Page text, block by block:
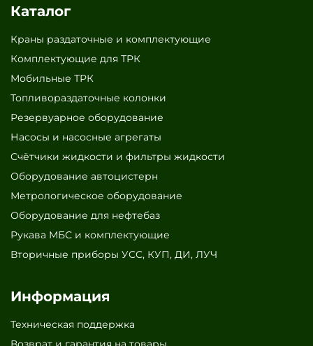
Каталог
Краны раздаточные и комплектующие
Комплектующие для ТРК
Мобильные ТРК
Топливораздаточные колонки
Резервуарное оборудование
Насосы и насосные агрегаты
Счётчики жидкости и фильтры жидкости
Оборудование автоцистерн
Метрологическое оборудование
Оборудование для нефтебаз
Рукава МБС и комплектующие
Вторичные приборы УСС, КУП, ДИ, ЛУЧ
Информация
Техническая поддержка